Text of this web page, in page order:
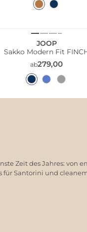
JOOP
Sakko Modern Fit
ab279,00
Zeit des Jahres: von
Santorini und